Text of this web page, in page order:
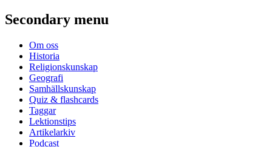
Secondary menu
Om oss
Historia
Religionskunskap
Geografi
Samhällskunskap
Quiz & flashcards
Taggar
Lektionstips
Artikelarkiv
Podcast